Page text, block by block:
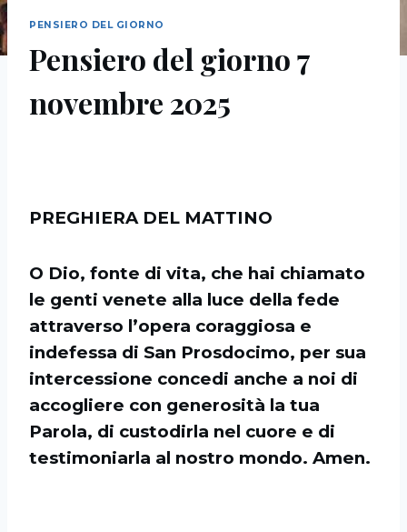
PENSIERO DEL GIORNO
Pensiero del giorno 7
novembre 2025
PREGHIERA DEL MATTINO
O Dio, fonte di vita, che hai chiamato
le genti venete alla luce della fede
attraverso l’opera coraggiosa e
indefessa di San Prosdocimo, per sua
intercessione concedi anche a noi di
accogliere con generosità la tua
Parola, di custodirla nel cuore e di
testimoniarla al nostro mondo. Amen.